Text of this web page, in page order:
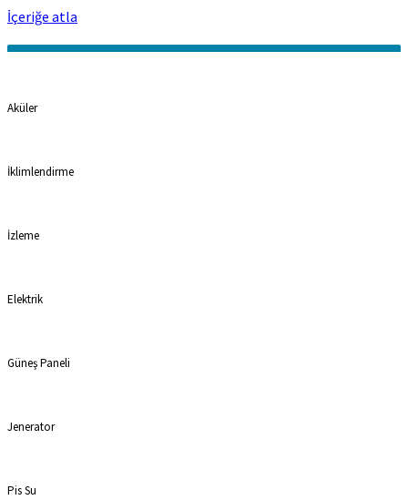
İçeriğe atla
Aküler
İklimlendirme
İzleme
Elektrik
Güneş Paneli
Jenerator
Pis Su